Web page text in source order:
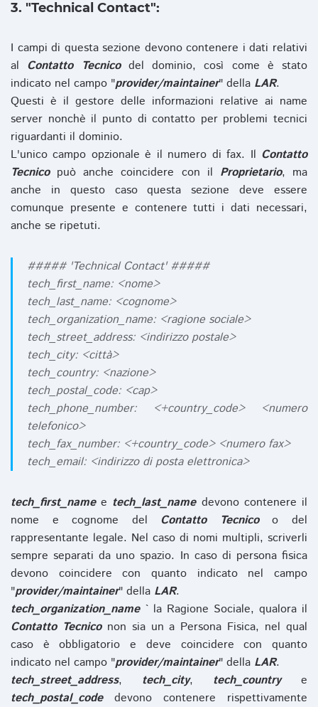
3. "Technical Contact":
I campi di questa sezione devono contenere i dati relativi
al Contatto Tecnicodel dominio, così come è stato
indicato nel campo "provider/maintainer" della LAR.
Questi è il gestore delle informazioni relative ai name
server nonchè il punto di contatto per problemi tecnici
riguardanti il dominio.
L'unico campo opzionale è il numero di fax. Il Contatto
Tecnicopuò anche coincidere con il Proprietario, ma
anche in questo caso questa sezione deve essere
comunque presente e contenere tutti i dati necessari,
anche se ripetuti.
##### 'Technical Contact' #####
tech_first_name: <nome>
tech_last_name: <cognome>
tech_organization_name: <ragione sociale>
tech_street_address: <indirizzo postale>
tech_city: <città>
tech_country: <nazione>
tech_postal_code: <cap>
tech_phone_number: <+country_code> <numero
telefonico>
tech_fax_number: <+country_code> <numero fax>
tech_email: <indirizzo di posta elettronica>
tech_first_namee tech_last_namedevono contenere il
nome e cognome del Contatto Tecnicoo del
rappresentante legale. Nel caso di nomi multipli, scriverli
sempre separati da uno spazio. In caso di persona fisica
devono coincidere con quanto indicato nel campo
"provider/maintainer" della LAR.
tech_organization_name` la Ragione Sociale, qualora il
Contatto Tecniconon sia un a Persona Fisica, nel qual
caso è obbligatorio e deve coincidere con quanto
indicato nel campo "provider/maintainer" della LAR.
tech_street_address, tech_city, tech_countrye
tech_postal_codedevono contenere rispettivamente